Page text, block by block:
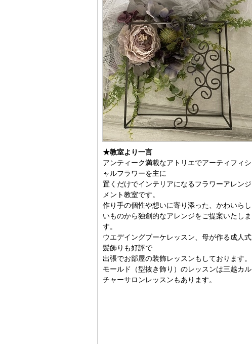
★教室より一言
アンティーク満載なアトリエでアーティフィシ
ャルフラワーを主に
置くだけでインテリアになるフラワーアレンジ
メント教室です。
作り手の個性や想いに寄り添った、かわいらし
いものから独創的なアレンジをご提案いたしま
す。
ウエデイングブーケレッスン、母が作る成人式
髪飾りも好評で
出張でお部屋の装飾レッスンもしております。
モールド（型抜き飾り）のレッスンは三越カル
チャーサロンレッスンもあります。